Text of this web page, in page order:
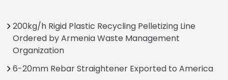
200kg/h Rigid Plastic Recycling Pelletizing Line
Ordered by Armenia Waste Management
Organization
6-20mm Rebar Straightener Exported to America